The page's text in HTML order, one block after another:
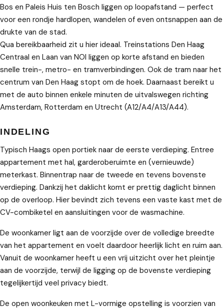
Bos en Paleis Huis ten Bosch liggen op loopafstand — perfect
voor een rondje hardlopen, wandelen of even ontsnappen aan de
drukte van de stad.
Qua bereikbaarheid zit u hier ideaal. Treinstations Den Haag
Centraal en Laan van NOI liggen op korte afstand en bieden
snelle trein-, metro- en tramverbindingen. Ook de tram naar het
centrum van Den Haag stopt om de hoek. Daarnaast bereikt u
met de auto binnen enkele minuten de uitvalswegen richting
Amsterdam, Rotterdam en Utrecht (A12/A4/A13/A44).
INDELING
Typisch Haags open portiek naar de eerste verdieping. Entree
appartement met hal, garderoberuimte en (vernieuwde)
meterkast. Binnentrap naar de tweede en tevens bovenste
verdieping. Dankzij het daklicht komt er prettig daglicht binnen
op de overloop. Hier bevindt zich tevens een vaste kast met de
CV-combiketel en aansluitingen voor de wasmachine.
De woonkamer ligt aan de voorzijde over de volledige breedte
van het appartement en voelt daardoor heerlijk licht en ruim aan.
Vanuit de woonkamer heeft u een vrij uitzicht over het pleintje
aan de voorzijde, terwijl de ligging op de bovenste verdieping
tegelijkertijd veel privacy biedt.
De open woonkeuken met L-vormige opstelling is voorzien van